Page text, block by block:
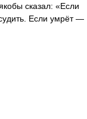
сказал: «Если
Если умрёт —